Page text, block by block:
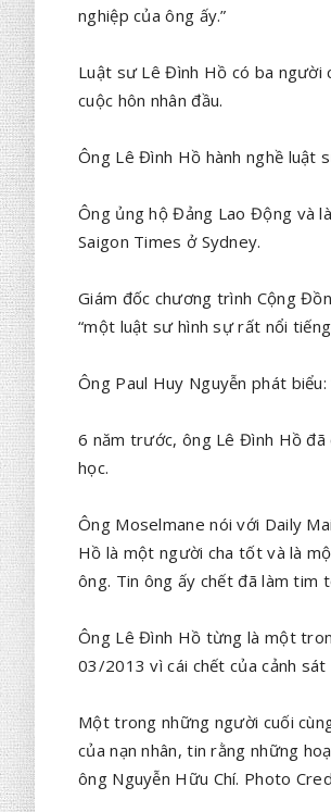
nghiệp của ông ấy.”
Luật sư Lê Đình Hồ có ba người
cuộc hôn nhân đầu.
Ông Lê Đình Hồ hành nghề luật
Ông ủng hộ Đảng Lao Động và
Saigon Times ở Sydney.
Giám đốc chương trình Cộng
“một luật sư hình sự rất nổi
Ông Paul Huy Nguyễn phát
6 năm trước, ông Lê Đình Hồ đã
học.
Ông Moselmane nói với Daily
Hồ là một người cha tốt và là
ông. Tin ông ấy chết đã làm tim
Ông Lê Đình Hồ từng là một
03/2013 vì cái chết của cảnh
Một trong những người cuối
của nạn nhân, tin rằng những
ông Nguyễn Hữu Chí. Photo